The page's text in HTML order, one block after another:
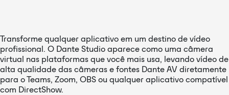
Transforme qualquer aplicativo em um destino de vídeo
profissional. O Dante Studio aparece como uma câmera
virtual nas plataformas que você mais usa, levando vídeo de
alta qualidade das câmeras e fontes Dante AV diretamente
para o Teams, Zoom, OBS ou qualquer aplicativo compatível
com DirectShow.